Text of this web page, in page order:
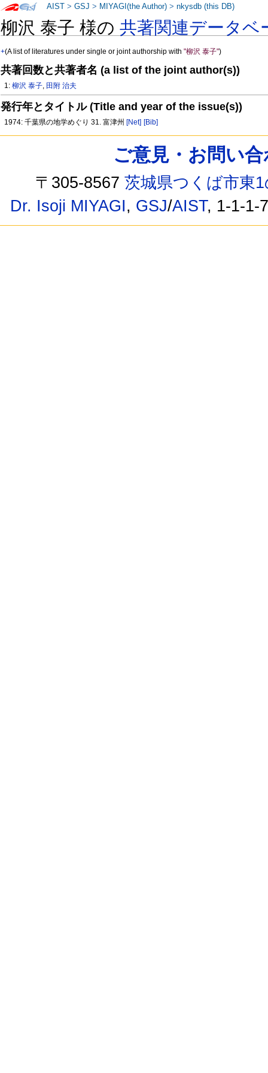
柳沢 泰子 様の共著関連データベ
+(A list of literatures under single or joint authorship with"柳沢 泰子")
共著回数と共著者名 (a list of the joint author(s))
1:柳沢 泰子, 田附 治夫
発行年とタイトル (Title and year of the issue(s))
1974: 千葉県の地学めぐり 31. 富津州 [Net] [Bib]
AIST >GSJ > MIYAGI(the Author) >nkysdb (this DB)
ご意見・お問い
〒305-8567茨城県つくば市東
Dr. Isoji MIYAGI, GSJ/AIST, 1-1-1-